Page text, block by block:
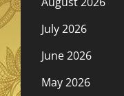
July 2026
June 2026
May 2026